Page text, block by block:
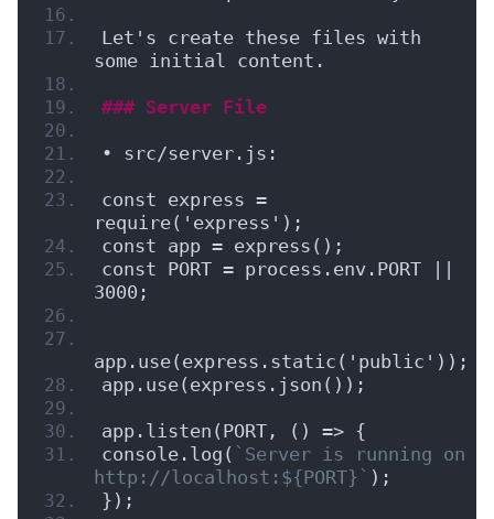
Let's create these files with
some initial content.
### Server File
• src/server.js:
const express =
require('express');
const app = express();
const PORT = process.env.PORT ||
3000;
app.use(express.static('public'));
app.use(express.json());
app.listen(PORT, () => {
console.log( `Server is running on
http://localhost:${PORT}` );
});